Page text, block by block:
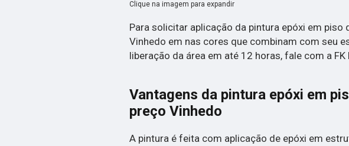
Clique na imagem para expandir
Para solicitar aplicação da pintura epóxi em piso
Vinhedo em nas cores que combinam com seu
liberação da área em até 12 horas, fale com a
Vantagens da pintura epóxi em
preço Vinhedo
A pintura é feita com aplicação de epóxi em